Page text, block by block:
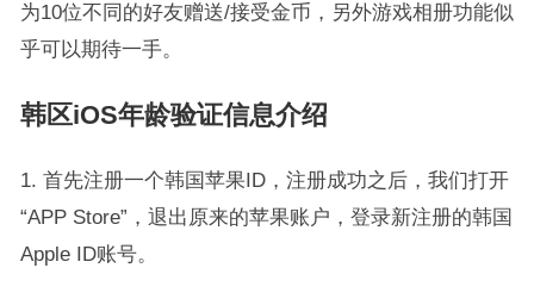
为10位不同的好友赠送/接受金币，另外游戏相册功能似
乎可以期待一手。
韩区iOS年龄验证信息介绍
1. 首先注册一个韩国苹果ID，注册成功之后，我们打开
“APP Store”，退出原来的苹果账户，登录新注册的韩国
Apple ID账号。